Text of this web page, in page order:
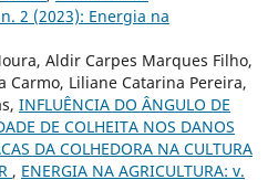
n. 2 (2023): Energia na
Aldir Carpes Marques Filho,
Carmo, Liliane Catarina Pereira,
INFLUÊNCIA DO ÂNGULO DE
DE COLHEITA NOS DANOS
DA COLHEDORA NA CULTURA
, ENERGIA NA AGRICULTURA: v.